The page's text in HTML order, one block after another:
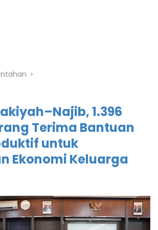
1.396
Terima Bantuan
untuk
Ekonomi Keluarga